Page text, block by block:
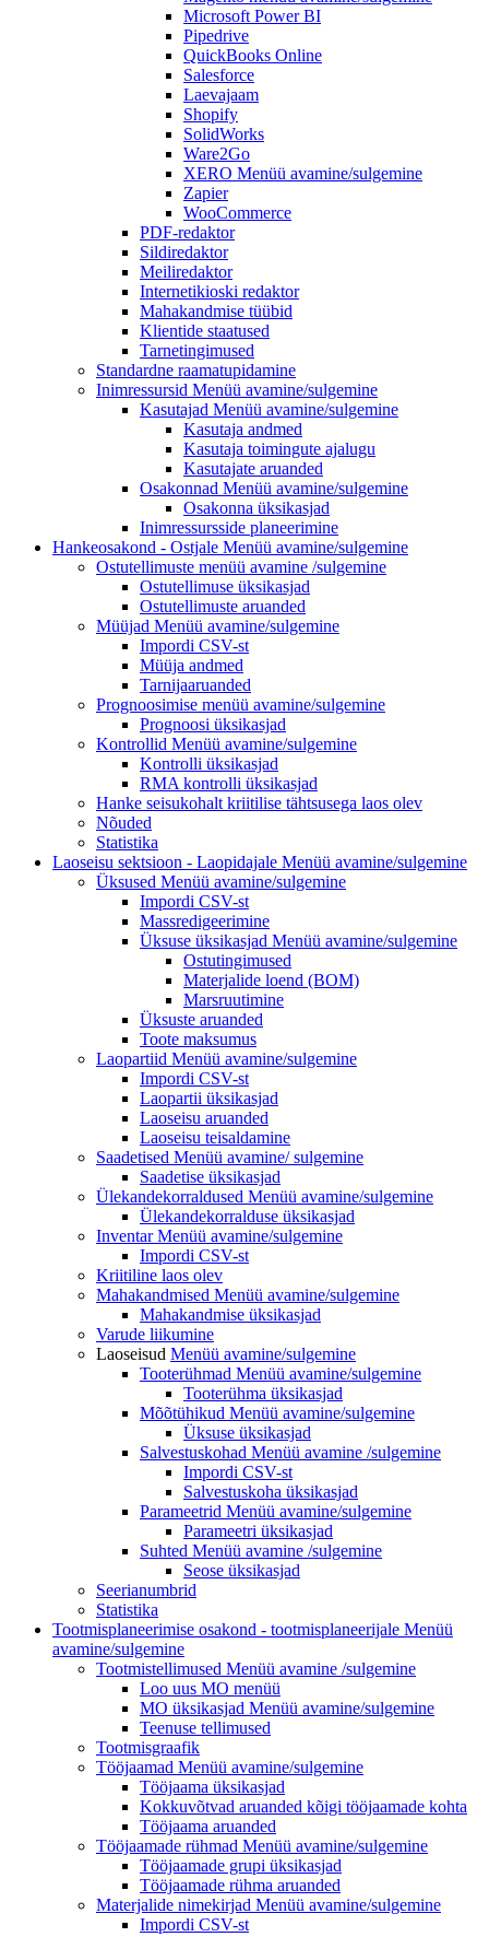
Microsoft Power BI
Pipedrive
QuickBooks Online
Salesforce
Laevajaam
Shopify
SolidWorks
Ware2Go
XERO Menüü avamine/sulgemine
Zapier
WooCommerce
PDF-redaktor
Sildiredaktor
Meiliredaktor
Internetikioski redaktor
Mahakandmise tüübid
Klientide staatused
Tarnetingimused
Standardne raamatupidamine
Inimressursid Menüü avamine/sulgemine
Kasutajad Menüü avamine/sulgemine
Kasutaja andmed
Kasutaja toimingute ajalugu
Kasutajate aruanded
Osakonnad Menüü avamine/sulgemine
Osakonna üksikasjad
Inimressursside planeerimine
Hankeosakond - Ostjale Menüü avamine/sulgemine
Ostutellimuste menüü avamine /sulgemine
Ostutellimuse üksikasjad
Ostutellimuste aruanded
Müüjad Menüü avamine/sulgemine
Impordi CSV-st
Müüja andmed
Tarnijaaruanded
Prognoosimise menüü avamine/sulgemine
Prognoosi üksikasjad
Kontrollid Menüü avamine/sulgemine
Kontrolli üksikasjad
RMA kontrolli üksikasjad
Hanke seisukohalt kriitilise tähtsusega laos olev
Nõuded
Statistika
Laoseisu sektsioon - Laopidajale Menüü avamine/sulgemine
Üksused Menüü avamine/sulgemine
Impordi CSV-st
Massredigeerimine
Üksuse üksikasjad Menüü avamine/sulgemine
Ostutingimused
Materjalide loend (BOM)
Marsruutimine
Üksuste aruanded
Toote maksumus
Laopartiid Menüü avamine/sulgemine
Impordi CSV-st
Laopartii üksikasjad
Laoseisu aruanded
Laoseisu teisaldamine
Saadetised Menüü avamine/sulgemine
Saadetise üksikasjad
Ülekandekorraldused Menüü avamine/sulgemine
Ülekandekorralduse üksikasjad
InventarMenüü avamine/sulgemine
Impordi CSV-st
Kriitiline laos olev
Mahakandmised Menüü avamine/sulgemine
Mahakandmise üksikasjad
Varude liikumine
Laoseisud Menüü avamine/sulgemine
Tooterühmad Menüü avamine/sulgemine
Tooterühma üksikasjad
Mõõtühikud Menüü avamine/sulgemine
Üksuse üksikasjad
Salvestuskohad Menüü avamine /sulgemine
Impordi CSV-st
Salvestuskoha üksikasjad
Parameetrid Menüü avamine/sulgemine
Parameetri üksikasjad
Suhted Menüü avamine /sulgemine
Seose üksikasjad
Seerianumbrid
Statistika
Tootmisplaneerimise osakond - tootmisplaneerijale Menüü
avamine/sulgemine
Tootmistellimused Menüü avamine /sulgemine
Loo uus MO menüü
MO üksikasjad Menüü avamine/sulgemine
Teenuse tellimused
Tootmisgraafik
Tööjaamad Menüü avamine/sulgemine
Tööjaama üksikasjad
Kokkuvõtvad aruanded kõigi tööjaamade kohta
Tööjaama aruanded
Tööjaamade rühmad Menüü avamine/sulgemine
Tööjaamade grupi üksikasjad
Tööjaamade rühma aruanded
Materjalide nimekirjad Menüü avamine/sulgemine
Impordi CSV-st